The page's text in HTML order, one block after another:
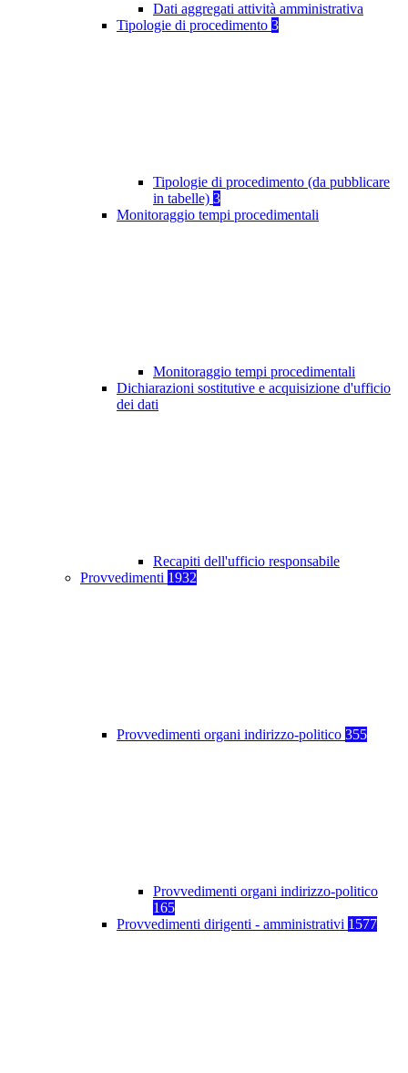
Dati aggregati attività amministrativa
Tipologie di procedimento 3
Tipologie di procedimento (da pubblicare
in tabelle) 3
Monitoraggio tempi procedimentali
Monitoraggio tempi procedimentali
Dichiarazioni sostitutive e acquisizione d'ufficio
dei dati
Recapiti dell'ufficio responsabile
Provvedimenti 1932
Provvedimenti organi indirizzo-politico 355
Provvedimenti organi indirizzo-politico
165
Provvedimenti dirigenti - amministrativi 1577